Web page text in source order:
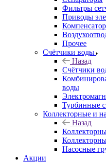
Фильтры
Приводы
Прочее
Счётчики воды
Назад
Счётчики
воды
Турбинные
Коллекторные и
Назад
Насосные
Акции